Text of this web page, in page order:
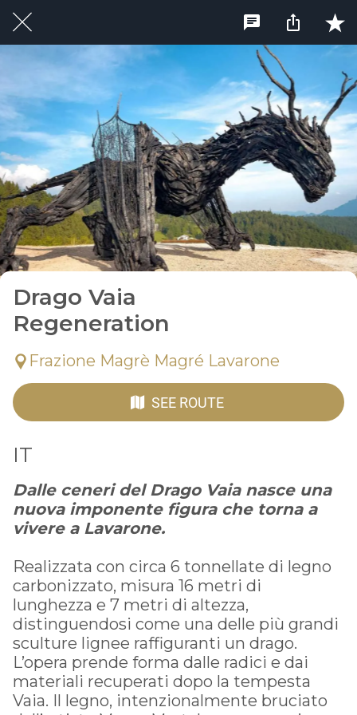
Drago Vaia
Regeneration
Frazione Magrè Magré Lavarone
SEE ROUTE
IT
Dalle ceneri del Drago Vaia nasce una
nuova imponente figura che torna a
vivere a Lavarone.
Realizzata con circa 6 tonnellate di legno
carbonizzato, misura 16 metri di
lunghezza e 7 metri di altezza,
distinguendosi come una delle più grandi
sculture lignee raffiguranti un drago.
L’opera prende forma dalle radici e dai
materiali recuperati dopo la tempesta
Vaia. Il legno, intenzionalmente bruciato